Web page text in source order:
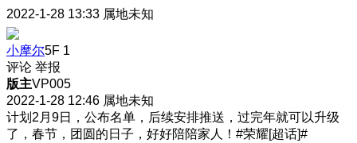
2022-1-28 13:33 属地未知
小摩尔5F 1
评论 举报
版主VP005
2022-1-28 12:46 属地未知
计划2月9日，公布名单，后续安排推送，过完年就可以升级
了，春节，团圆的日子，好好陪陪家人！#荣耀[超话]#